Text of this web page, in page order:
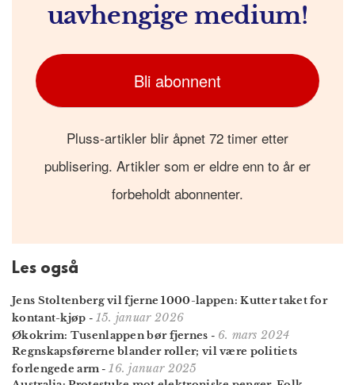
uavhengige medium!
Bli abonnent
Pluss-artikler blir åpnet 72 timer etter
publisering. Artikler som er eldre enn to år er
forbeholdt abonnenter.
Les også
Jens Stoltenberg vil fjerne 1000-lappen: Kutter taket for
kontant-kjøp - 15. januar 2026
Økokrim: Tusenlappen bør fjernes - 6. mars 2024
Regnskapsførerne blander roller; vil være politiets
forlengede arm -16. januar 2025